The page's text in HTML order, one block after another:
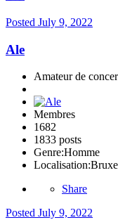
Posted July 9, 2022
Ale
Amateur de
Membres
1682
1833 posts
Genre:Homme
Localisation:
Share
Posted July 9, 2022